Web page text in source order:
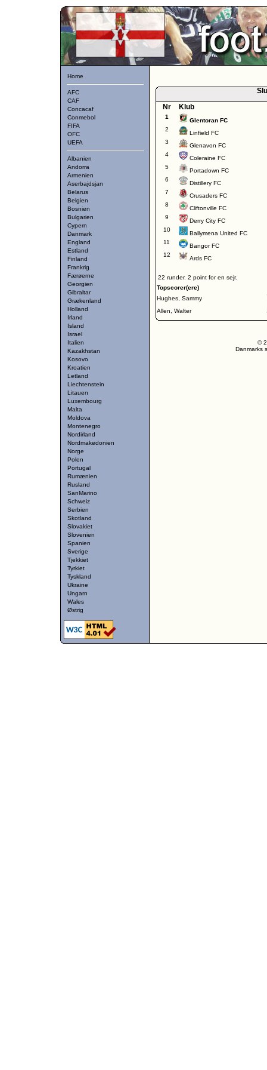
Home
AFC
CAF
Concacaf
Conmebol
FIFA
OFC
UEFA
Albanien
Andorra
Armenien
Aserbajdsjan
Belarus
Belgien
Bosnien
Bulgarien
Cypern
Danmark
England
Estland
Finland
Frankrig
Færøerne
Georgien
Gibraltar
Grækenland
Holland
Irland
Island
Israel
Italien
Kazakhstan
Kosovo
Kroatien
Letland
Liechtenstein
Litauen
Luxembourg
Malta
Moldova
Montenegro
Nordirland
Nordmakedonien
Norge
Polen
Portugal
Rumænien
Rusland
SanMarino
Schweiz
Serbien
Skotland
Slovakiet
Slovenien
Spanien
Sverige
Tjekkiet
Tyrkiet
Tyskland
Ukraine
Ungarn
Wales
Østrig
Nr
Klub
1
Glentoran FC
2
Linfield FC
3
Glenavon FC
4
Coleraine FC
5
Portadown FC
6
Distillery FC
7
Crusaders FC
8
Cliftonville FC
9
Derry City FC
10
Ballymena United FC
11
Bangor FC
12
Ards FC
22 runder. 2 point for en sejr.
Topscorer(ere)
Hughes, Sammy
Allen, Walter
©
Danmarks